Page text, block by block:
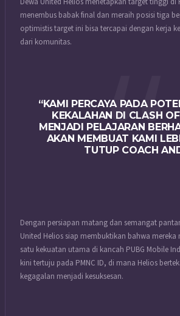
menembus babak final dan meraih posisi tiga
optimistis target ini bisa tercapai dengan kerja
dari komunitas.
“KAMI PERCAYA PADA
KEKALAHAN DI CLASH
MENJADI PELAJARAN
AKAN MEMBUAT KAMI
TUTUP COACH
Dengan persiapan matang dan semangat
United Helios siap membuktikan bahwa mereka
satu kekuatan utama di kancah PUBG Mobile
kini tertuju pada PMNC ID, di mana Helios
kegagalan menjadi kesuksesan.